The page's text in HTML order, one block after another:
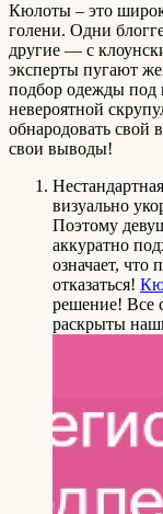
Кюлоты – это
голени. Одни
другие — с
эксперты пугают
подбор одежды под
невероятной
обнародовать свой
свои выводы!
визуально
Поэтому
аккуратно
означает,
отказаться!
решение! Все
раскрыты